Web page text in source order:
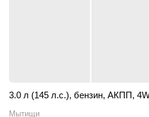
3.0 л (145 л.с.), бензин, АКПП,
Мытищи